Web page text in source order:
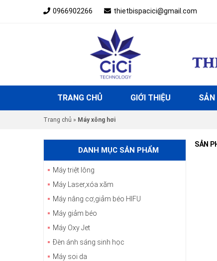
0966902266 thietbispacici@gmail.com
TRANG CHỦ GIỚI THIỆU SẢN
Trang chủ » Máy xông hơi
SẢN
DANH MỤC SẢN PHẨM
Máy triệt lông
Máy Laser,xóa xăm
Máy nâng cơ,giảm béo HIFU
Máy giảm béo
Máy Oxy Jet
Đèn ánh sáng sinh học
Máy soi da